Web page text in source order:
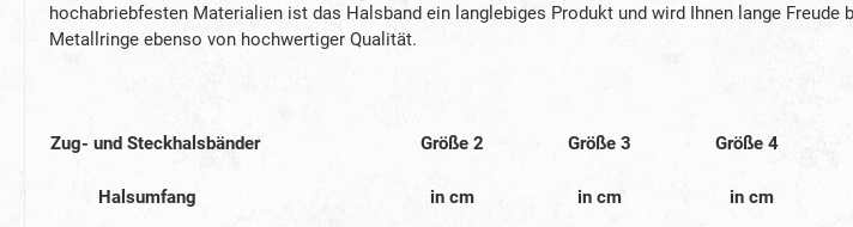
hochabriebfesten Materialien ist das Halsband ein langlebiges Produkt und wird Ihnen lange
Metallringe ebenso von hochwertiger Qualität.
Zug- und Steckhalsbänder Größe 2 Größe 3 Größe 4
Halsumfang in cm in cm in cm